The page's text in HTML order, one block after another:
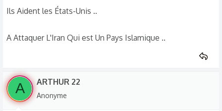
Ils Aident les États-Unis ..
A Attaquer L'Iran Qui est Un Pays Islamique ..
A ARTHUR 22
Anonyme